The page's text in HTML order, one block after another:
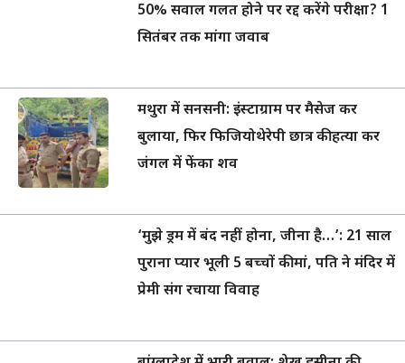
50% सवाल गलत होने पर रद्द करेंगे परीक्षा? 1
सितंबर तक मांगा जवाब
मथुरा में सनसनी: इंस्टाग्राम पर मैसेज कर
बुलाया, फिर फिजियोथेरेपी छात्र की हत्या कर
जंगल में फेंका शव
‘मुझे ड्रम में बंद नहीं होना, जीना है…’: 21 साल
पुराना प्यार भूली 5 बच्चों की मां, पति ने मंदिर में
प्रेमी संग रचाया विवाह